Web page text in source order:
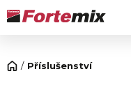
Příslušenství